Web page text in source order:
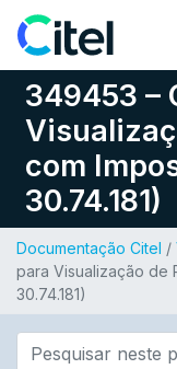
Pular para o
349453 –
com
30.74.181)
Documentação Citel /
para Visualização de
30.74.181)